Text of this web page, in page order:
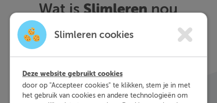
Wat isSlimlerennou
eigenlijk?
Met Slimleren oefen je online voor de vakken
wanneer je maar wilt. Theorie-uitleg, video-
colleges, vuistregels en meer helpen jou om de
stof sneller te begrijpen. Daarnaast krijg je bij
Slimleren cookies
Deze website gebruikt cookies
door op "Accepteer cookies" te klikken, stem je in met
het gebruik van cookies en andere technologieën om